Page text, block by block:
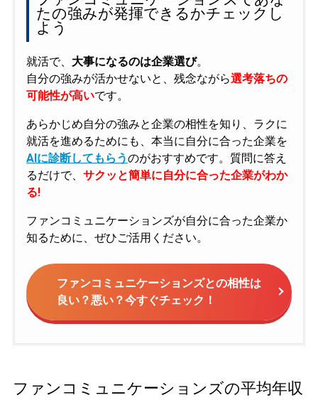
たの強みが発揮できるかチェックし
よう
就活で、 大事になるのは企業選び。
自分の強みが活かせないと、残念ながら選考落ちの
可能性が高いです。
あらかじめ自分の強みと企業の相性を知り、ラクに
就活を進めるためにも、本当に自分に合った企業を
AIに診断してもらうのがおすすめです。質問に答え
るだけで、 サクッと簡単に自分に合った企業がわか
る!
ファンコミュニケーションズが自分に合った企業か
知るために、ぜひご活用ください。
ファンコミュニケーションズとの相性は
良い？悪い？今すぐチェック！
ファンコミュニケーションズの平均年収